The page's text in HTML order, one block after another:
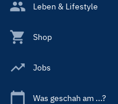
Leben & Lifestyle
Shop
Jobs
Was geschah am ...?